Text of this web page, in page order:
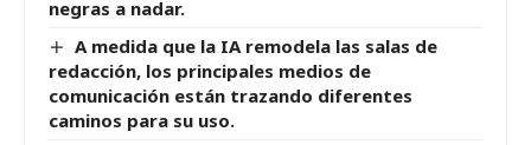
negras a nadar.
A medida que la IA remodela las salas de
redacción, los principales medios de
comunicación están trazando diferentes
caminos para su uso.